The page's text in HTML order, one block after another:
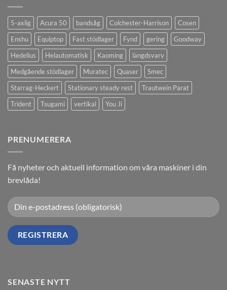
5-axlig Acura 50 bandsåg Colchester-Harrison
Cosen
Enshu
Equiptop Fast stödlager Fynd gering
Goodway
Hedelius
Helautomatisk Kaoming
längdsvarv
Medgående stödlager
Muratec Quaser
Smec
Starrag-Heckert
Stationary steady rest
Trautwein Parat
Trident
Tsugami vertikal You Ji
PRENUMERERA
Få nyheter och aktuell information om våra maskiner i din
brevlåda!
SENASTE NYTT